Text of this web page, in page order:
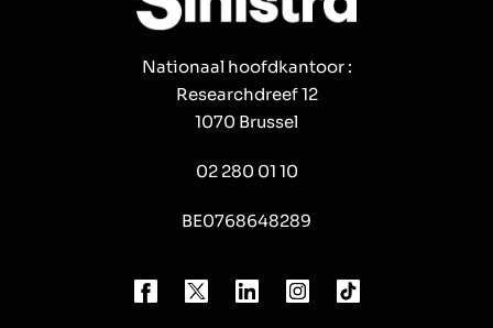
Nationaal hoofdkantoor :
Researchdreef 12
1070 Brussel
02 280 01 10
BE0768648289